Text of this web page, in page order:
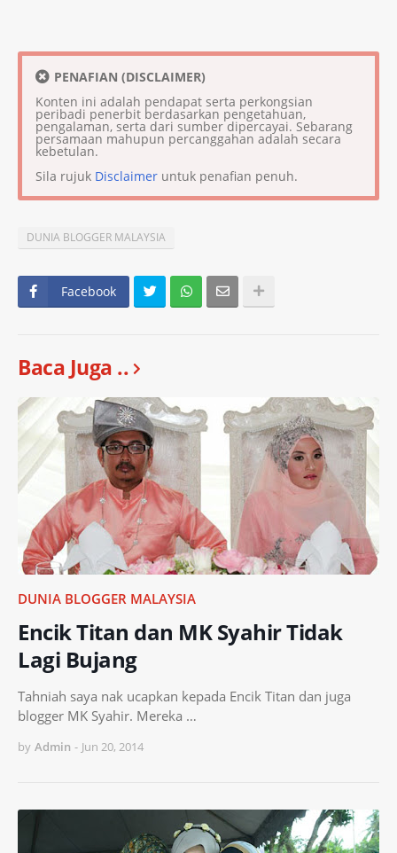
PENAFIAN (DISCLAIMER)
Konten ini adalah pendapat serta perkongsian
peribadi penerbit berdasarkan pengetahuan,
pengalaman, serta dari sumber dipercayai. Sebarang
persamaan mahupun percanggahan adalah secara
kebetulan.
Sila rujuk Disclaimer untuk penafian penuh.
DUNIA BLOGGER MALAYSIA
Facebook
Baca Juga ..
DUNIA BLOGGER MALAYSIA
Encik Titan dan MK Syahir Tidak
Lagi Bujang
Tahniah saya nak ucapkan kepada Encik Titan dan juga
blogger MK Syahir. Mereka …
by Admin - Jun 20, 2014